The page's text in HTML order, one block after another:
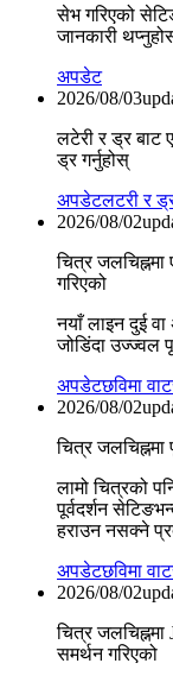
सेभ गरिएको
जानकारी
अपडेट
2026/08/03
लटेरी र ड्र
ड्र गर्नुहोस्
अपडेटलटरी र
2026/08/02
चित्र जलचिह्नमा
गरिएको
नयाँ लाइन दुई
जोडिंदा उज्ज्वल
अपडेटछविमा
2026/08/02
चित्र
लामो चित्रको
पूर्वदर्शन
हराउन नसक्ने
अपडेटछविमा
2026/08/02
चित्र
समर्थन गरिएको